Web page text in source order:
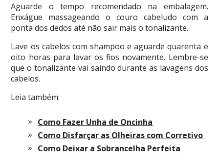
Aguarde o tempo recomendado na embalagem.
Enxágue massageando o couro cabeludo com a
ponta dos dedos até não sair mais o tonalizante.
Lave os cabelos com shampoo e aguarde quarenta e
oito horas para lavar os fios novamente. Lembre-se
que o tonalizante vai saindo durante as lavagens dos
cabelos.
Leia também:
Como Fazer Unha de Oncinha
Como Disfarçar as Olheiras com Corretivo
Como Deixar a Sobrancelha Perfeita